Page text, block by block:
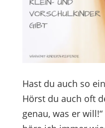
Hast du auch so
Hörst du auch oft
genau, was er